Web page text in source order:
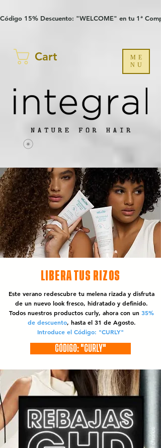
Código 15% Descuento: "WELCOME" en tu 1ª
Cart
ME
NU
LIBERA TUS RIZOS
Este verano redescubre tu melena rizada y disfruta
de un nuevo look fresco, hidratado y definido.
Todos nuestros productos curly, ahora con un 35%
de descuento, hasta el 31 de Agosto.
Introduce el Código: "CURLY"
CÓDIGO: "CURLY"